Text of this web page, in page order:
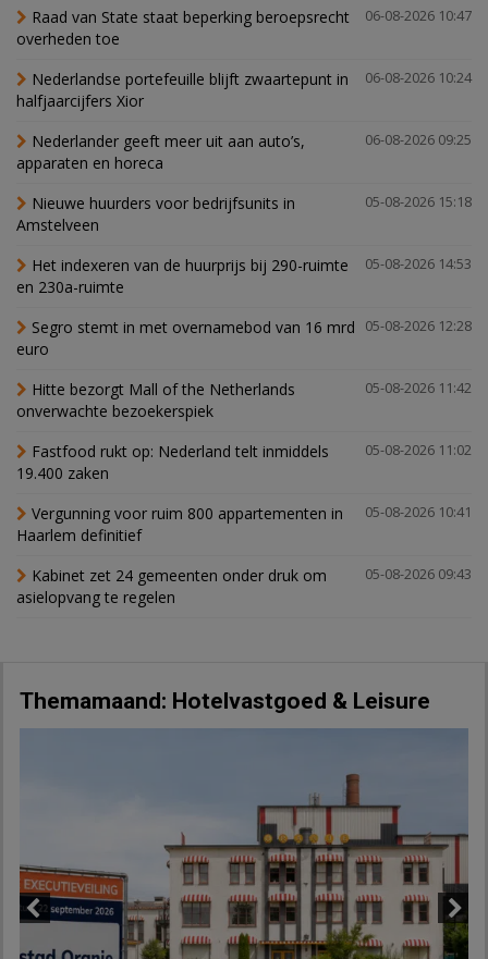
06-08-2026 10:47
Raad van State staat beperking beroepsrecht
overheden toe
06-08-2026 10:24
Nederlandse portefeuille blijft zwaartepunt in
halfjaarcijfers Xior
06-08-2026 09:25
Nederlander geeft meer uit aan auto’s,
apparaten en horeca
05-08-2026 15:18
Nieuwe huurders voor bedrijfsunits in
Amstelveen
05-08-2026 14:53
Het indexeren van de huurprijs bij 290-ruimte
en 230a-ruimte
05-08-2026 12:28
Segro stemt in met overnamebod van 16 mrd
euro
05-08-2026 11:42
Hitte bezorgt Mall of the Netherlands
onverwachte bezoekerspiek
05-08-2026 11:02
Fastfood rukt op: Nederland telt inmiddels
19.400 zaken
05-08-2026 10:41
Vergunning voor ruim 800 appartementen in
Haarlem definitief
05-08-2026 09:43
Kabinet zet 24 gemeenten onder druk om
asielopvang te regelen
Themamaand: Hotelvastgoed & Leisure
Next